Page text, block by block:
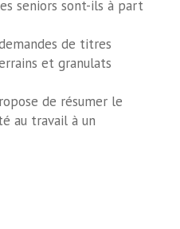
seniors sont-ils à part
de titres
et granulats
de résumer le
au travail à un